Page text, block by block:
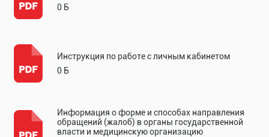
0 Б
Инструкция по работе с личным кабинетом
0 Б
Информация о форме и способах направления
обращений (жалоб) в органы государственной
власти и медицинскую организацию